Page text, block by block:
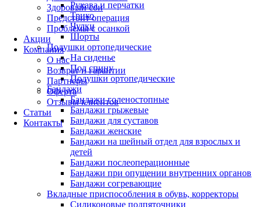
Здоровый сон
Предстоит операция
Проблемы с осанкой
Акции
Компания
О нас
Возврат и гарантии
Партнеры
Оферта
Отзывы клиентов
Статьи
Контакты
Рукава и перчатки
Трико
Чулки
Шорты
Подушки ортопедические
На сиденье
Под спину
Подушки ортопедические
Бандажи
Бандажи голеностопные
Бандажи грыжевые
Бандажи для суставов
Бандажи женские
Бандажи на шейный отдел для взрослых и
детей
Бандажи послеоперационные
Бандажи при опущении внутренних органов
Бандажи согревающие
Вкладные приспособления в обувь, корректоры
Силиконовые подпяточники